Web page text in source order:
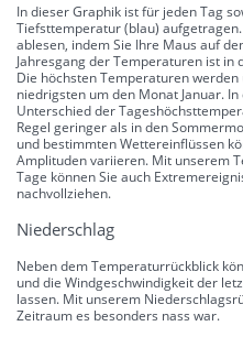
In dieser Graphik ist für jeden Tag
Tiefsttemperatur (blau)
ablesen, indem Sie Ihre Maus auf
Jahresgang der Temperaturen ist
Die höchsten Temperaturen
niedrigsten um den Monat Januar.
Unterschied der
Regel geringer als in den
und bestimmten Wettereinflüssen
Amplituden variieren. Mit unserem
Tage können Sie auch
nachvollziehen.
Niederschlag
Neben dem Temperaturrückblick
und die Windgeschwindigkeit der
lassen. Mit unserem
Zeitraum es besonders nass war.